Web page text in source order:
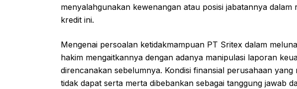
menyalahgunakan kewenangan atau posisi jabatannya dalam
kredit ini.
Mengenai persoalan ketidakmampuan PT Sritex dalam
hakim mengaitkannya dengan adanya manipulasi laporan
direncanakan sebelumnya. Kondisi finansial perusahaan
tidak dapat serta merta dibebankan sebagai tanggung jawab